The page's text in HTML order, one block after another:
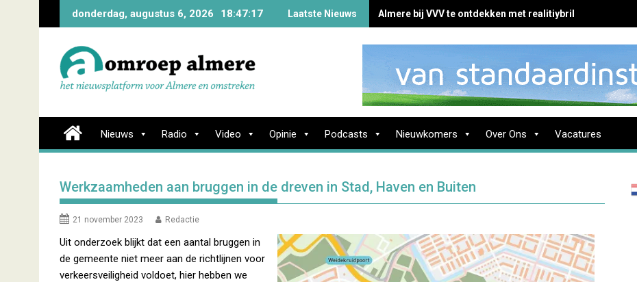
donderdag, augustus 6, 2026 18:47:18 Laatste Nieuws Almere bij VVV te ontdekken met realitiybril
Nieuws Radio Video Opinie Podcasts Nieuwkomers Over Ons Vacatures
Werkzaamheden aan bruggen in de dreven in Stad, Haven en Buiten
21 november 2023 Redactie
Uit onderzoek blijkt dat een aantal bruggen in
de gemeente niet meer aan de richtlijnen voor
verkeersveiligheid voldoet, hier hebben we